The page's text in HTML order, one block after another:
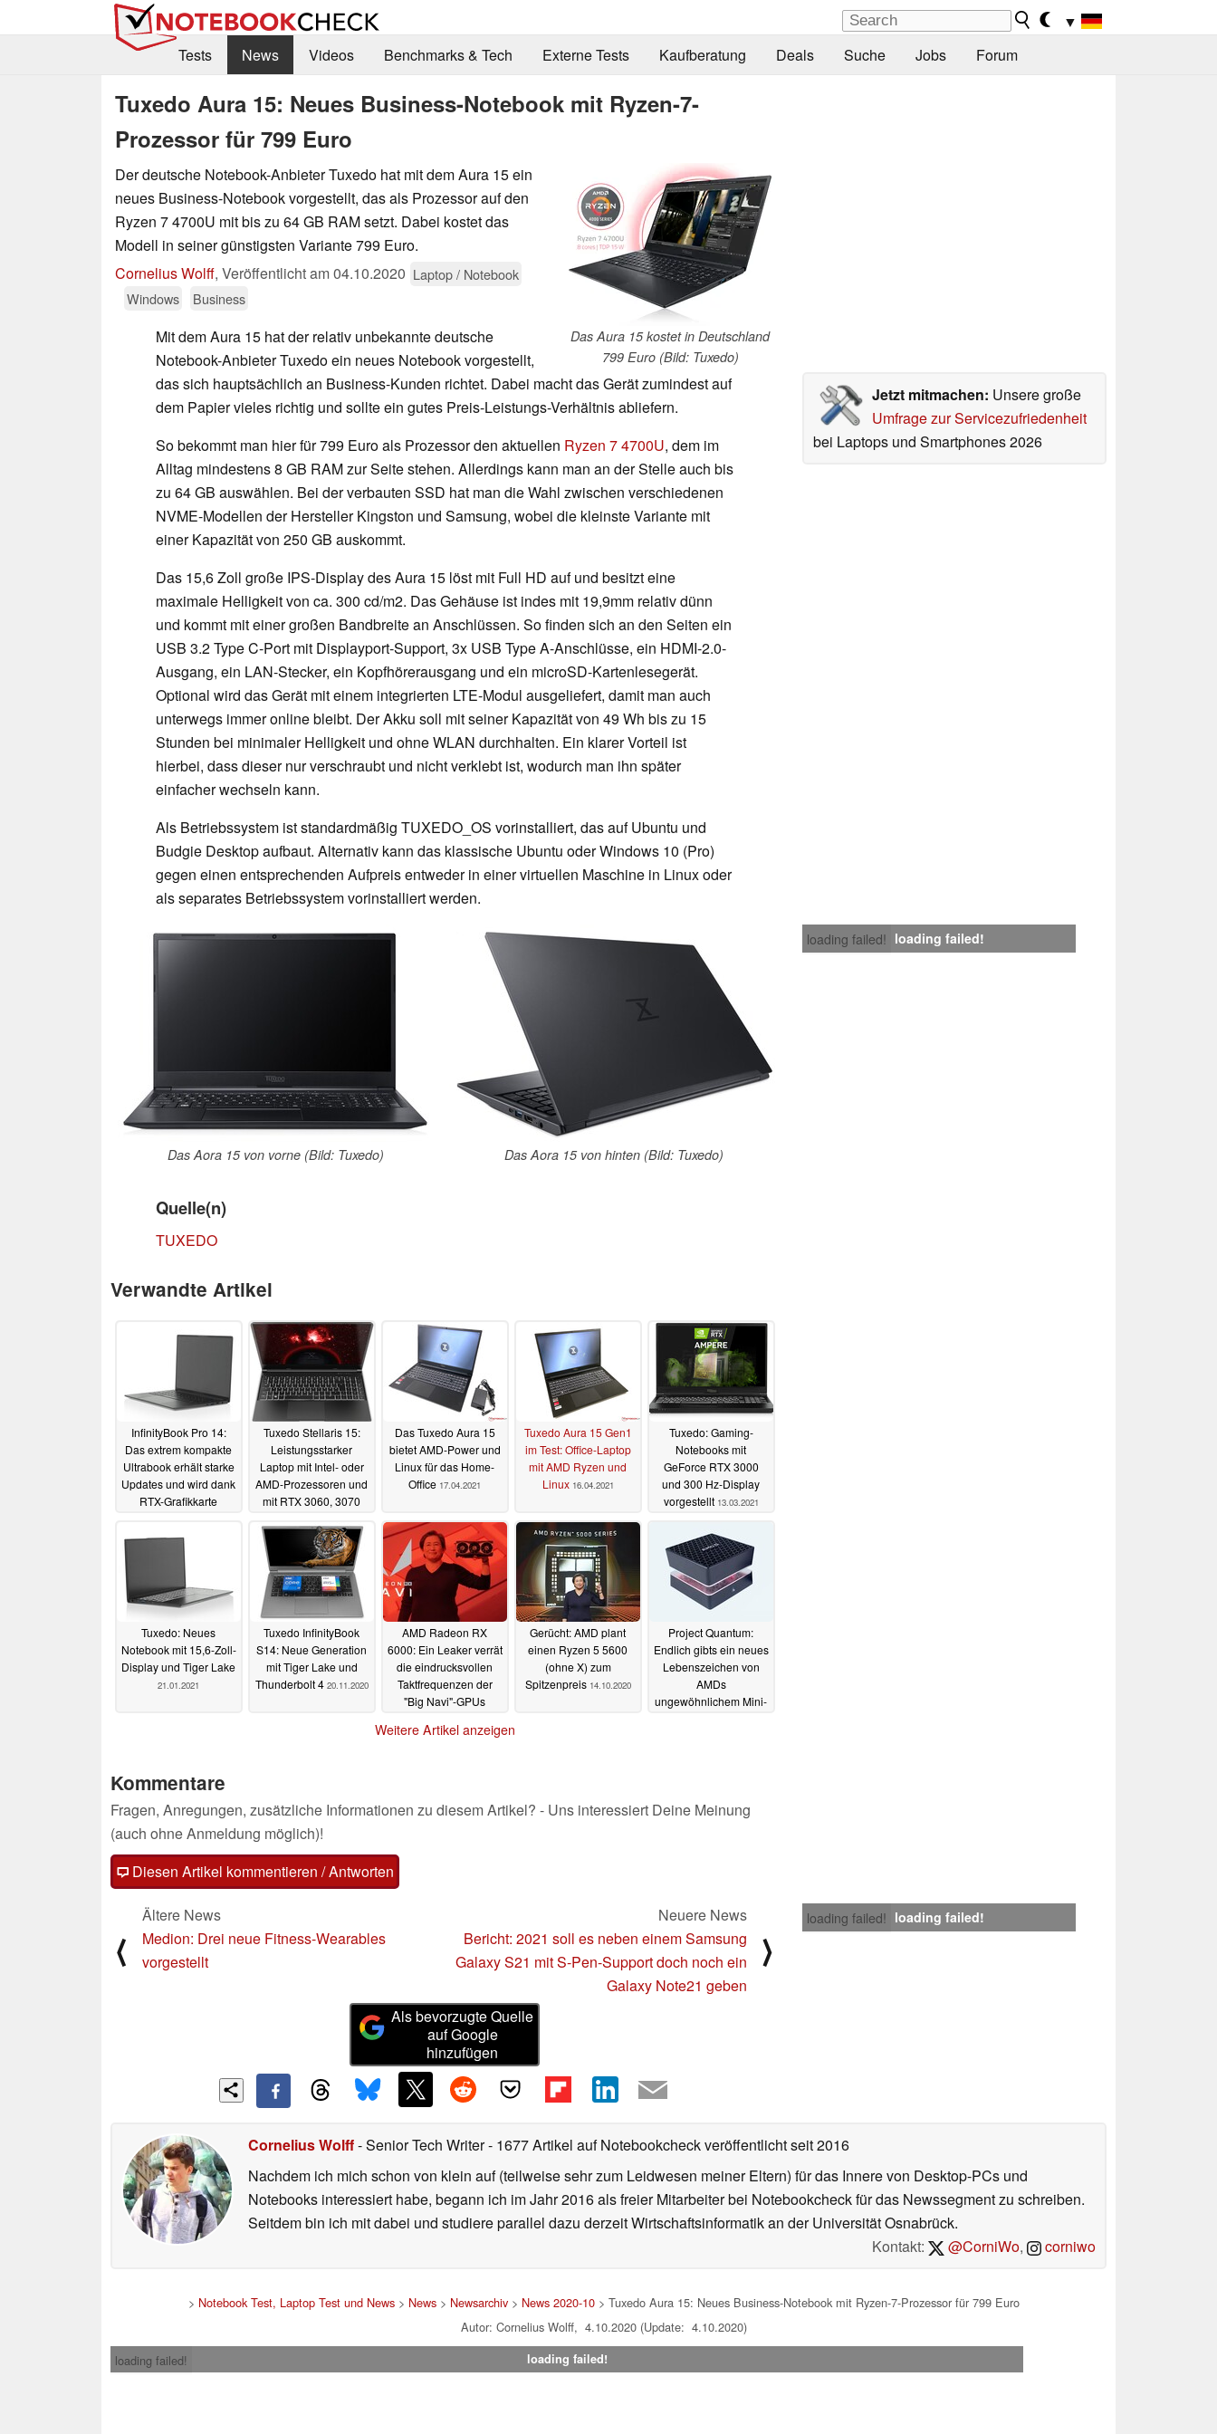
▼
Tests
News Videos Benchmarks & Tech Externe Tests Kaufberatung Deals Suche Jobs Forum
Tuxedo Aura 15: Neues Business-Notebook mit Ryzen-7-
Prozessor für 799 Euro
Das Aura 15 kostet in Deutschland
799 Euro (Bild: Tuxedo)
Der deutsche Notebook-Anbieter Tuxedo hat mit dem Aura 15 ein
neues Business-Notebook vorgestellt, das als Prozessor auf den
Ryzen 7 4700U mit bis zu 64 GB RAM setzt. Dabei kostet das
Modell in seiner günstigsten Variante 799 Euro.
Cornelius Wolff, Veröffentlicht am04.10.2020 Laptop / Notebook
Windows
Business
Jetzt mitmachen: Unsere große
Umfrage zur Servicezufriedenheit
bei Laptops und Smartphones 2026
Mit dem Aura 15 hat der relativ unbekannte deutsche
Notebook-Anbieter Tuxedo ein neues Notebook vorgestellt,
das sich hauptsächlich an Business-Kunden richtet. Dabei macht das Gerät zumindest auf
dem Papier vieles richtig und sollte ein gutes Preis-Leistungs-Verhältnis abliefern.
So bekommt man hier für 799 Euro als Prozessor den aktuellen Ryzen 7 4700U, dem im
Alltag mindestens 8 GB RAM zur Seite stehen. Allerdings kann man an der Stelle auch bis
zu 64 GB auswählen. Bei der verbauten SSD hat man die Wahl zwischen verschiedenen
NVME-Modellen der Hersteller Kingston und Samsung, wobei die kleinste Variante mit
einer Kapazität von 250 GB auskommt.
Das 15,6 Zoll große IPS-Display des Aura 15 löst mit Full HD auf und besitzt eine
maximale Helligkeit von ca. 300 cd/m2. Das Gehäuse ist indes mit 19,9mm relativ dünn
und kommt mit einer großen Bandbreite an Anschlüssen. So finden sich an den Seiten ein
USB 3.2 Type C-Port mit Displayport-Support, 3x USB Type A-Anschlüsse, ein HDMI-2.0-
Ausgang, ein LAN-Stecker, ein Kopfhörerausgang und ein microSD-Kartenlesegerät.
Optional wird das Gerät mit einem integrierten LTE-Modul ausgeliefert, damit man auch
unterwegs immer online bleibt. Der Akku soll mit seiner Kapazität von 49 Wh bis zu 15
Stunden bei minimaler Helligkeit und ohne WLAN durchhalten. Ein klarer Vorteil ist
hierbei, dass dieser nur verschraubt und nicht verklebt ist, wodurch man ihn später
einfacher wechseln kann.
Als Betriebssystem ist standardmäßig TUXEDO_OS vorinstalliert, das auf Ubuntu und
Budgie Desktop aufbaut. Alternativ kann das klassische Ubuntu oder Windows 10 (Pro)
gegen einen entsprechenden Aufpreis entweder in einer virtuellen Maschine in Linux oder
als separates Betriebssystem vorinstalliert werden.
loading failed! loading failed!
Das Aora 15 von vorne (Bild: Tuxedo) Das Aora 15 von hinten (Bild: Tuxedo)
Quelle(n)
TUXEDO
Verwandte Artikel
InfinityBook Pro 14:
Das extrem kompakte
Ultrabook erhält starke
Updates und wird dank
RTX-Grafikkarte
06.10.2021
Tuxedo Stellaris 15:
Leistungsstarker
Laptop mit Intel- oder
AMD-Prozessoren und
mit RTX 3060, 3070
Das Tuxedo Aura 15
bietet AMD-Power und
Linux für das Home-
Office 17.04.2021
Tuxedo Aura 15 Gen1
im Test: Office-Laptop
mit AMD Ryzen und
Linux 16.04.2021
Tuxedo: Gaming-
Notebooks mit
GeForce RTX 3000
und 300 Hz-Display
vorgestellt 13.03.2021
Tuxedo: Neues
Notebook mit 15,6-Zoll-
Display und Tiger Lake
21.01.2021
Tuxedo InfinityBook
S14: Neue Generation
mit Tiger Lake und
Thunderbolt 4 20.11.2020
AMD Radeon RX
6000: Ein Leaker verrät
die eindrucksvollen
Taktfrequenzen der
"Big Navi"-GPUs
Gerücht: AMD plant
einen Ryzen 5 5600
(ohne X) zum
Spitzenpreis 14.10.2020
Project Quantum:
Endlich gibts ein neues
Lebenszeichen von
AMDs
ungewöhnlichem Mini-
Weitere Artikel anzeigen
Kommentare
Fragen, Anregungen, zusätzliche Informationen zu diesem Artikel? - Uns interessiert Deine Meinung
(auch ohne Anmeldung möglich)!
Diesen Artikel kommentieren / Antworten
loading failed! loading failed!
⟨
Ältere News
Medion: Drei neue Fitness-Wearables
vorgestellt
Neuere News
Bericht: 2021 soll es neben einem Samsung
Galaxy S21 mit S-Pen-Support doch noch ein
Galaxy Note21 geben
⟩
Als bevorzugte Quelle
auf Google
hinzufügen
Cornelius Wolff- Senior Tech Writer- 1677 Artikel auf Notebookcheck veröffentlichtseit 2016
Nachdem ich mich schon von klein auf (teilweise sehr zum Leidwesen meiner Eltern) für das Innere von Desktop-PCs und
Notebooks interessiert habe, begann ich im Jahr 2016 als freier Mitarbeiter bei Notebookcheck für das Newssegment zu schreiben.
Seitdem bin ich mit dabei und studiere parallel dazu derzeit Wirtschaftsinformatik an der Universität Osnabrück.
Kontakt:
@CorniWo, corniwo
> Notebook Test, Laptop Test und News > News > Newsarchiv > News 2020-10 > Tuxedo Aura 15: Neues Business-Notebook mit Ryzen-7-Prozessor für 799 Euro
Autor: Cornelius Wolff, 4.10.2020 (Update: 4.10.2020)
loading failed!
loading failed!